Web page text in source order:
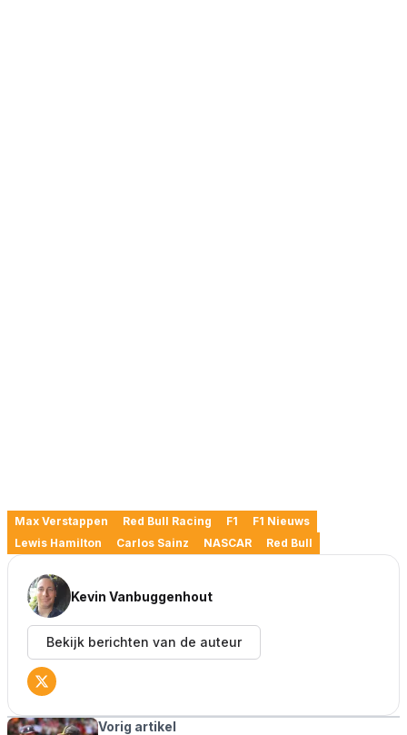
Max Verstappen Red Bull Racing F1
F1 Nieuws
Lewis Hamilton
Carlos Sainz NASCAR Red Bull
Kevin Vanbuggenhout
Bekijk berichten van de auteur
Vorig artikel